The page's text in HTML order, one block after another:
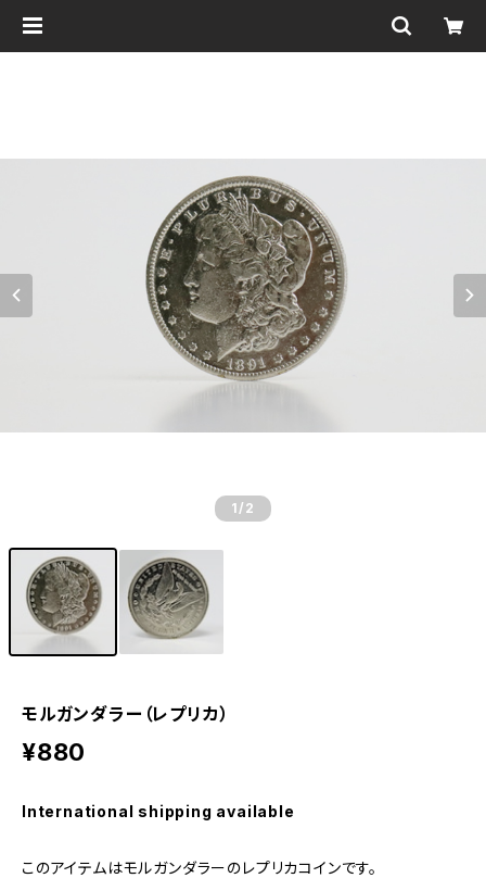
1 /2
モルガンダラー（レプリカ）
¥880
International shipping available
このアイテムはモルガンダラーのレプリカコインです。